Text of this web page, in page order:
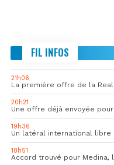
FIL INFOS
21h06
20h21
Une offre déjà envoyée
19h36
Un latéral international libre
18h51
Accord trouvé pour